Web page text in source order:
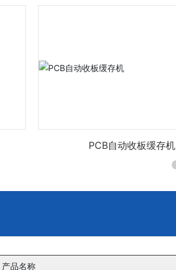
PCB自动收板缓存机
产品名称